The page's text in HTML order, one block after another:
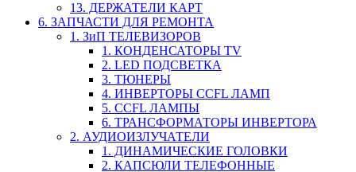
13. ДЕРЖАТЕЛИ КАРТ
6. ЗАПЧАСТИ ДЛЯ РЕМОНТА
1. ЗиП ТЕЛЕВИЗОРОВ
1. КОНДЕНСАТОРЫ TV
2. LED ПОДСВЕТКА
3. ТЮНЕРЫ
4. ИНВЕРТОРЫ CCFL ЛАМП
5. CCFL ЛАМПЫ
6. ТРАНСФОРМАТОРЫ ИНВЕРТОРА
2. АУДИОИЗЛУЧАТЕЛИ
1. ДИНАМИЧЕСКИЕ ГОЛОВКИ
2. КАПСЮЛИ ТЕЛЕФОННЫЕ